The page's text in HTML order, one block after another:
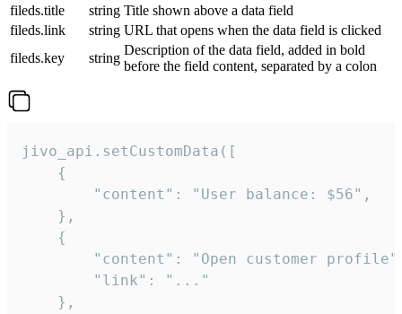
fileds.title
string Title shown above a data field
fileds.link
string URL that opens when the data field is clicked
fileds.key
string
Description of the data field, added in bold
before the field content, separated by a colon
jivo_api.setCustomData([
    {
        "content": "User balance: $56",
    },
    {
"content": "Open customer
        "link": "..."
    },